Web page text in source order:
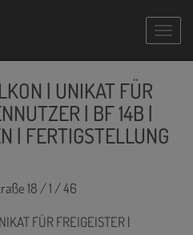
| UNIKAT FÜR
| BF 14B |
| FERTIGSTELLUNG
18 / 1 / 46